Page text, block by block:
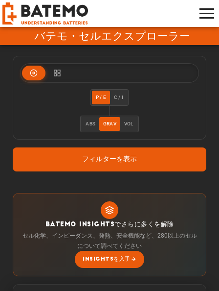
バテモ・セルエクスプローラー
P / E C / I
ABS GRAV VOL
フィルターを表示
BATEMO INSIGHTSでさらに多くを解除
セル化学、インピーダンス、発熱、安全機能など、280以上のセル
について調べてください
INSIGHTSを入手